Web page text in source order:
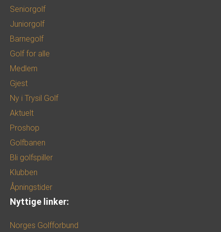
Seniorgolf
Juniorgolf
Barnegolf
Golf for alle
Medlem
Gjest
Ny i Trysil Golf
Aktuelt
Proshop
Golfbanen
Bli golfspiller
Klubben
Åpningstider
Nyttige linker:
Norges Golfforbund